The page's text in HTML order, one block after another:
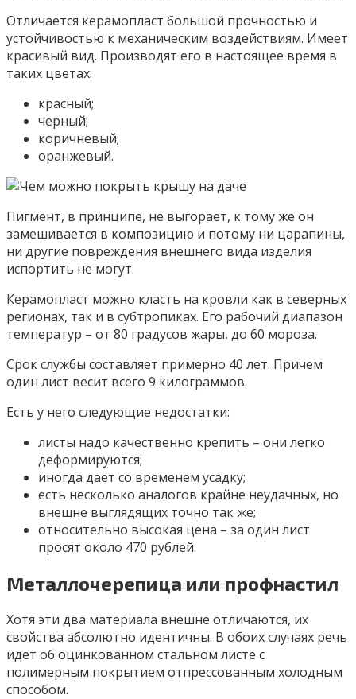
Отличается керамопласт большой прочностью и
устойчивостью к механическим воздействиям. Имеет
красивый вид. Производят его в настоящее время в
таких цветах:
красный;
черный;
коричневый;
оранжевый.
Пигмент, в принципе, не выгорает, к тому же он
замешивается в композицию и потому ни царапины,
ни другие повреждения внешнего вида изделия
испортить не могут.
Керамопласт можно класть на кровли как в северных
регионах, так и в субтропиках. Его рабочий диапазон
температур – от 80 градусов жары, до 60 мороза.
Срок службы составляет примерно 40 лет. Причем
один лист весит всего 9 килограммов.
Есть у него следующие недостатки:
листы надо качественно крепить – они легко
деформируются;
иногда дает со временем усадку;
есть несколько аналогов крайне неудачных, но
внешне выглядящих точно так же;
относительно высокая цена – за один лист
просят около 470 рублей.
Металлочерепица или профнастил
Хотя эти два материала внешне отличаются, их
свойства абсолютно идентичны. В обоих случаях речь
идет об оцинкованном стальном листе с
полимерным покрытием отпрессованным холодным
способом.